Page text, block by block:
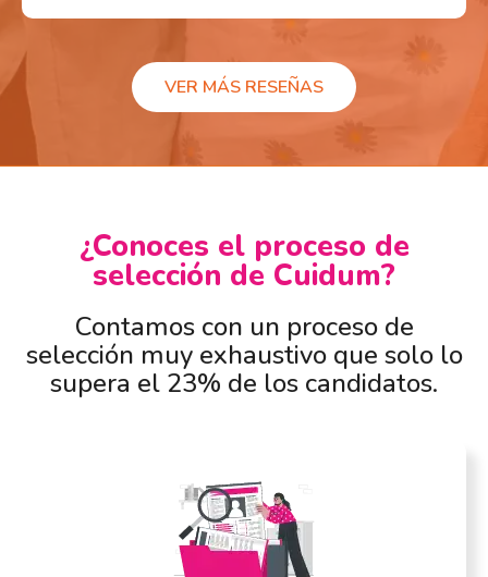
VER MÁS RESEÑAS
¿Conoces el proceso de
selección de Cuidum?
Contamos con un proceso de
selección muy exhaustivo que solo lo
supera el 23% de los candidatos.